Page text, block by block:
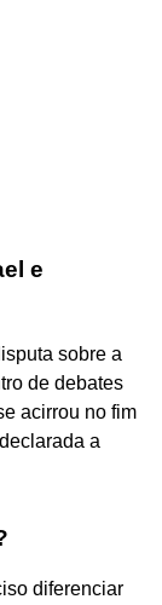
e
sobre a
de debates
acirrou no fim
a
diferenciar